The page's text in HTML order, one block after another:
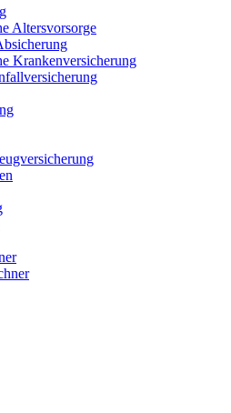
Altersvorsorge
Krankenversicherung